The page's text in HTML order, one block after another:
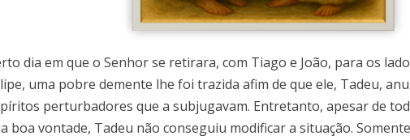
dia em que o Senhor se retirara, com Tiago e João, para os
uma pobre demente lhe foi trazida afim de que ele, Tadeu,
perturbadores que a subjugavam. Entretanto, apesar de
boa vontade, Tadeu não conseguiu modificar a situação.